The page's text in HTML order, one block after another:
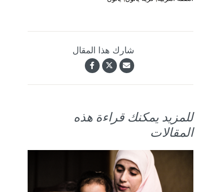
شارك هذا المقال
للمزيد يمكنك قراءة هذه
المقالات